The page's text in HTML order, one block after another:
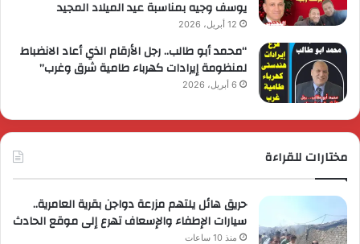
يوسف وجيه بمناسبة عيد الميلاد المجيد
12 أبريل، 2026
“محمد أبو طالب.. رجل الأرقام الذي أعاد الانضباط
لمنظومة إيرادات كهرباء طامية شرق وغرب”
6 أبريل، 2026
مختارات للقراءة
حريق هائل يلتهم مزرعة دواجن بقرية العامرية..
سيارات الإطفاء والإسعاف تهرع إلى موقع الحادث
منذ 10 ساعات